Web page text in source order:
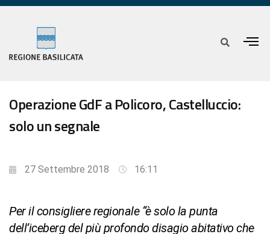
Operazione GdF a Policoro, Castelluccio:
solo un segnale
27 Settembre 2018 16:11
Per il consigliere regionale “è solo la punta
dell’iceberg del più profondo disagio abitativo che